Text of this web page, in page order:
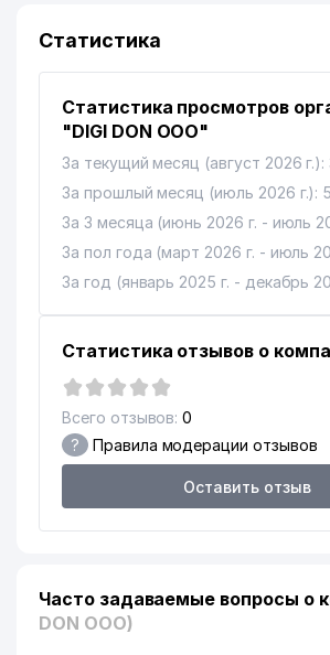
13
КОММУНАЛЬНО-
ЭКСПЛУАТАЦИОННОЕ
14 VET-PROFI ООО
15
УПРАВЛЕНИЕ МАТЕРИАЛЬНО-
ТЕХНИЧЕСКОГО И ВОЕННОГО
СНАБЖЕНИЯ МВД РУз
16 COOL KIDS НОУ
УЗКУРИЛИШМАТЕРИАЛСАВДО
ООО
18 ASIA ADVENTURES ООО
19 CABONO ООО
ПОСОЛЬСТВО НАРОДНОЙ
РЕСПУБЛИКИ БАНГЛАДЕШ
21
КУЛЬТУРНЫЙ ЦЕНТР
УЗБЕКИСТАНА
Статистика
Статистика просмотров
"DIGI DON ООО"
За текущий месяц (август 2026 г.):
За прошлый месяц (июль 2026 г.):
За 3 месяца (июнь 2026 г. - июль
За пол года (март 2026 г. - июль
За год (январь 2025 г. - декабрь
Статистика отзывов о
Всего отзывов: 0
? Правила модерации отзывов
Оставить отзыв
Часто задаваемые вопросы о
DON ООО)